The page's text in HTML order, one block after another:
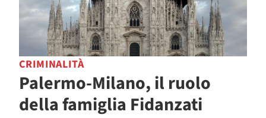
CRIMINALITÀ
Palermo-Milano, il ruolo
della famiglia Fidanzati